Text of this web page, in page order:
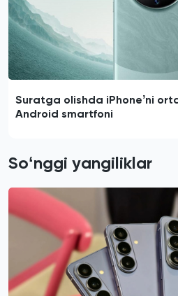
Suratga olishda iPhoneʼni
Android smartfoni
Soʻnggi yangiliklar